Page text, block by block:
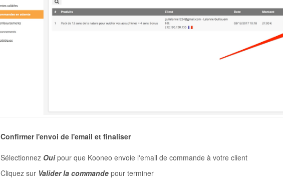
Confirmer l'envoi de l'email et finaliser
Sélectionnez Ouipour que Kooneo envoie l'email de commande à votre client
Cliquez sur Valider la commandepour terminer